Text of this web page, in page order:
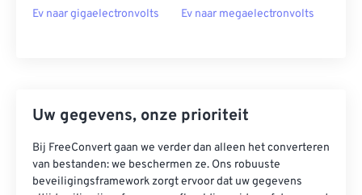
Ev naar gigaelectronvolts Ev naar megaelectronvolts
Uw gegevens, onze prioriteit
Bij FreeConvert gaan we verder dan alleen het converteren
van bestanden: we beschermen ze. Ons robuuste
beveiligingsframework zorgt ervoor dat uw gegevens